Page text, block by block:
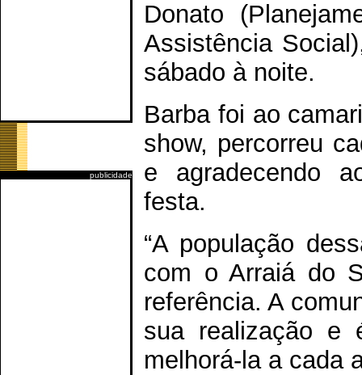
publicidade
Donato
Assistência
sábado à noite.
Barba foi ao
show, percorreu
e agradecendo
festa.
“A população
com o Arraiá do
referência. A
sua realização e
melhorá-la a cada